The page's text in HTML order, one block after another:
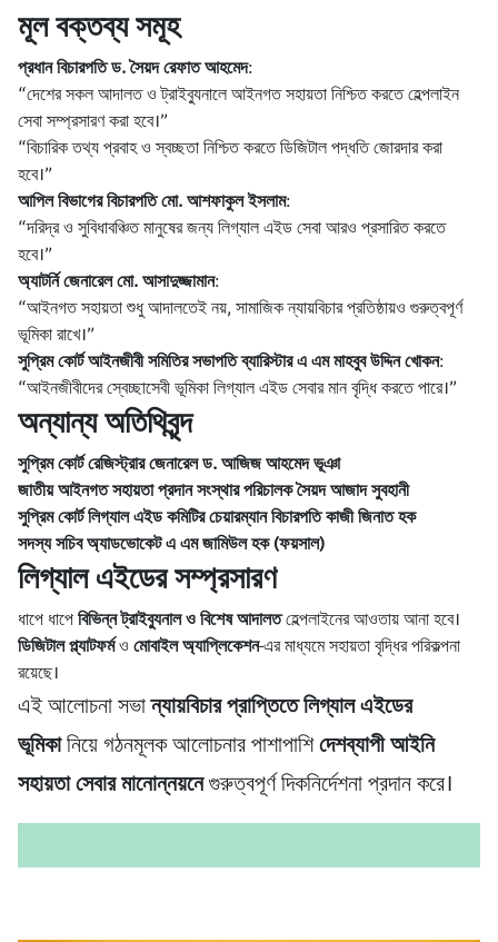
মূল বক্তব্য সমূহ
প্রধান বিচারপতি ড. সৈয়দ রেফাত আহমেদ:
“দেশের সকল আদালত ও ট্রাইব্যুনালে আইনগত সহায়তা নিশ্চিত করতে হেল্পলাইন
সেবা সম্প্রসারণ করা হবে।”
“বিচারিক তথ্য প্রবাহ ও স্বচ্ছতা নিশ্চিত করতে ডিজিটাল পদ্ধতি জোরদার করা
হবে।”
আপিল বিভাগের বিচারপতি মো. আশফাকুল ইসলাম:
“দরিদ্র ও সুবিধাবঞ্চিত মানুষের জন্য লিগ্যাল এইড সেবা আরও প্রসারিত করতে
হবে।”
অ্যাটর্নি জেনারেল মো. আসাদুজ্জামান:
“আইনগত সহায়তা শুধু আদালতেই নয়, সামাজিক ন্যায়বিচার প্রতিষ্ঠায়ও গুরুত্বপূর্ণ
ভূমিকা রাখে।”
সুপ্রিম কোর্ট আইনজীবী সমিতির সভাপতি ব্যারিস্টার এ এম মাহবুব উদ্দিন খোকন:
“আইনজীবীদের স্বেচ্ছাসেবী ভূমিকা লিগ্যাল এইড সেবার মান বৃদ্ধি করতে পারে।”
অন্যান্য অতিথিবৃন্দ
সুপ্রিম কোর্ট রেজিস্ট্রার জেনারেল ড. আজিজ আহমেদ ভূঞা
জাতীয় আইনগত সহায়তা প্রদান সংস্থার পরিচালক সৈয়দ আজাদ সুবহানী
সুপ্রিম কোর্ট লিগ্যাল এইড কমিটির চেয়ারম্যান বিচারপতি কাজী জিনাত হক
সদস্য সচিব অ্যাডভোকেট এ এম জামিউল হক (ফয়সাল)
লিগ্যাল এইডের সম্প্রসারণ
ধাপে ধাপেবিভিন্ন ট্রাইব্যুনাল ও বিশেষ আদালতহেল্পলাইনের আওতায় আনা হবে।
ডিজিটাল প্ল্যাটফর্মওমোবাইল অ্যাপ্লিকেশন-এর মাধ্যমে সহায়তা বৃদ্ধির পরিকল্পনা
রয়েছে।
এই আলোচনা সভান্যায়বিচার প্রাপ্তিতে লিগ্যাল এইডের
ভূমিকানিয়ে গঠনমূলক আলোচনার পাশাপাশিদেশব্যাপী আইনি
সহায়তা সেবার মানোন্নয়নেগুরুত্বপূর্ণ দিকনির্দেশনা প্রদান করে।